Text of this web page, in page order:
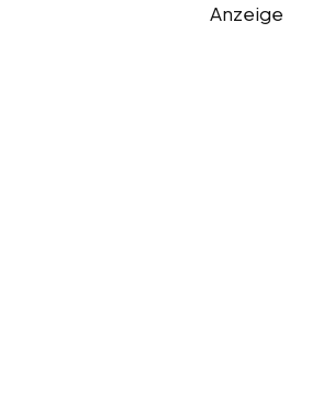
Anzeige